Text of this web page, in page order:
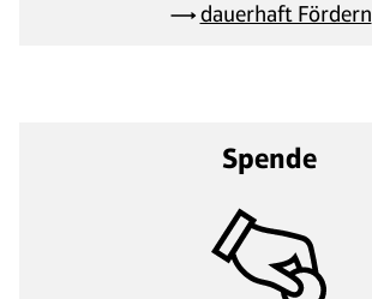
dauerhaft Fördern
Spende